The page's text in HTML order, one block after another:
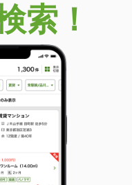
索！